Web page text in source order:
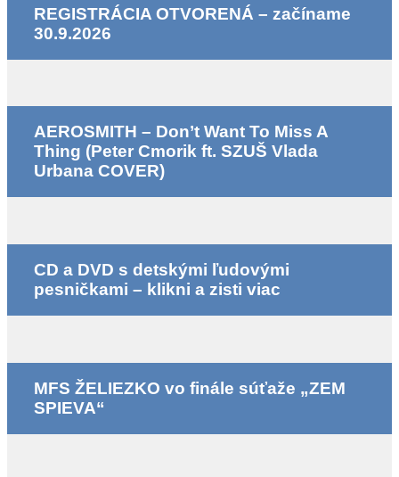
REGISTRÁCIA OTVORENÁ – začíname
30.9.2026
AEROSMITH – Don’t Want To Miss A
Thing (Peter Cmorik ft. SZUŠ Vlada
Urbana COVER)
CD a DVD s detskými ľudovými
pesničkami – klikni a zisti viac
MFS ŽELIEZKO vo finále súťaže „ZEM
SPIEVA“